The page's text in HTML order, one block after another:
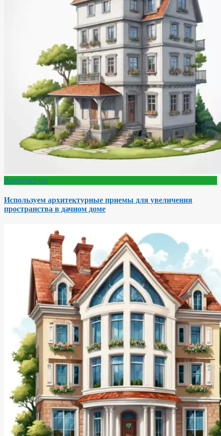
Архитектура
Используем архитектурные приемы для увеличения
пространства в дачном доме